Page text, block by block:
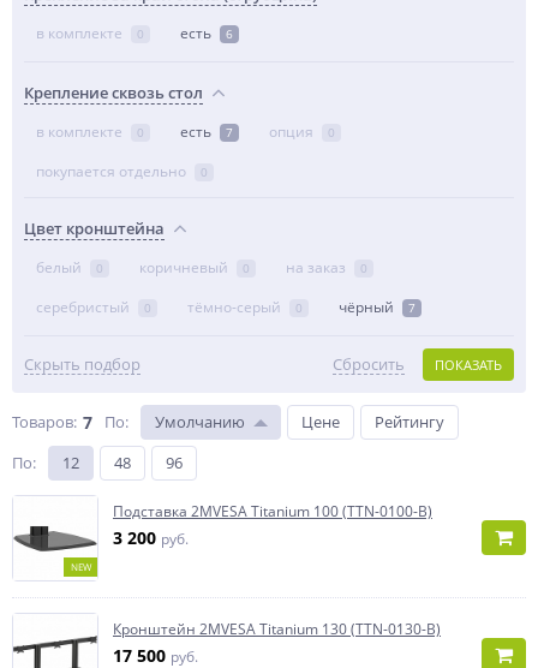
в комплекте 0 есть 6
Крепление сквозь стол
в комплекте 0 есть 7 опция 0
покупается отдельно 0
Цвет кронштейна
белый 0 коричневый 0 на заказ 0
серебристый 0 тёмно-серый 0 чёрный 7
Скрыть подбор ПОКАЗАТЬ
Сбросить
Товаров: 7 По: Умолчанию Цене
Рейтингу
По: 12 48 96
NEW
Подставка 2MVESA Titanium 100 (TTN-0100-B)
3 200 руб.
Кронштейн 2MVESA Titanium 130 (TTN-0130-B)
17 500 руб.